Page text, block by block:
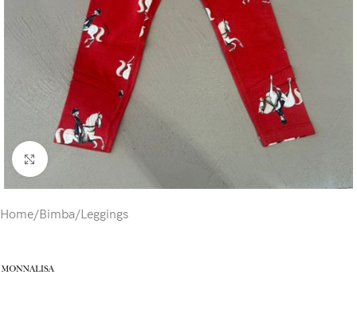
Click to enlarge
Home/Bimba/Leggings